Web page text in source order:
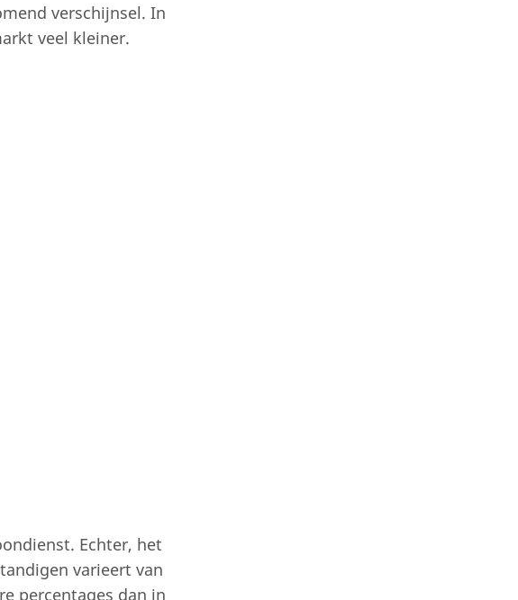
verschijnsel. In
veel kleiner.
Echter, het
varieert van
percentages dan in